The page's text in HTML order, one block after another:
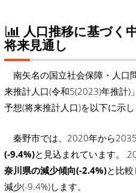
人口推移に基づく
将来見通し
南矢名の国立社会保障・人口
来推計人口(令和5(2023)年推計)
予想(将来推計人口)を以下に示し
秦野市では、2020年から
(-9.4%)と見込まれています。
奈川県の減少傾向(-2.4%)と比
減少(-9.4%)します。